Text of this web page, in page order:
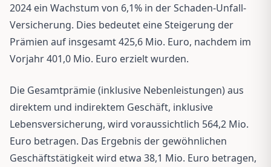
2024 ein Wachstum von 6,1% in der Schaden-Unfall-
Versicherung. Dies bedeutet eine Steigerung der
Prämien auf insgesamt 425,6 Mio. Euro, nachdem im
Vorjahr 401,0 Mio. Euro erzielt wurden.
Die Gesamtprämie (inklusive Nebenleistungen) aus
direktem und indirektem Geschäft, inklusive
Lebensversicherung, wird voraussichtlich 564,2 Mio.
Euro betragen. Das Ergebnis der gewöhnlichen
Geschäftstätigkeit wird etwa 38,1 Mio. Euro betragen,